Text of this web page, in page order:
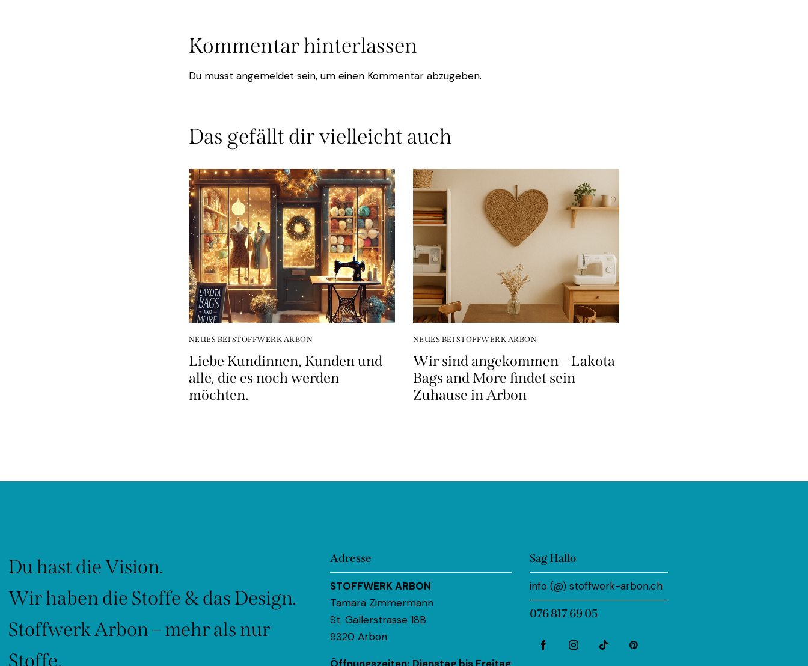
Kommentar hinterlassen
Du musst angemeldet sein, um einen Kommentar abzugeben.
Das gefällt dir vielleicht auch
NEUES BEI STOFFWERK ARBON
Liebe Kundinnen, Kunden und
alle, die es noch werden
möchten.
NEUES BEI STOFFWERK ARBON
Wir sind angekommen – Lakota
Bags and More findet sein
Zuhause in Arbon
Du hast die Vision.
Wir haben die Stoffe & das Design.
Stoffwerk Arbon – mehr als nur
Stoffe.
Adresse
STOFFWERK ARBON
Tamara Zimmermann
St. Gallerstrasse 18B
9320 Arbon
Sag Hallo
info (@) stoffwerk-arbon.ch
076 817 69 05